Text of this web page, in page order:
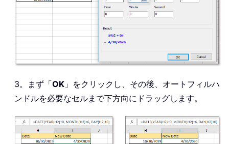
3。まず「OK 」をクリックし、その後、オートフィルハ
ンドルを必要なセルまで下方向にドラッグします。